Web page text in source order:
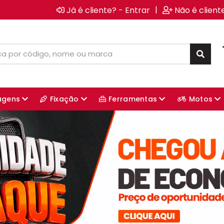
Já é cliente? - Entrar | Não é
Fixação Ferramentas Motos